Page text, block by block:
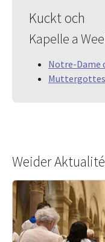
Kuckt och
Kapelle a
Notre-Dame
Weider